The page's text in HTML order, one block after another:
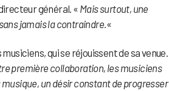
général. «Mais surtout, une
jamais la contraindre. «
qui se réjouissent de sa venue.
première collaboration, les musiciens
un désir constant de progresser